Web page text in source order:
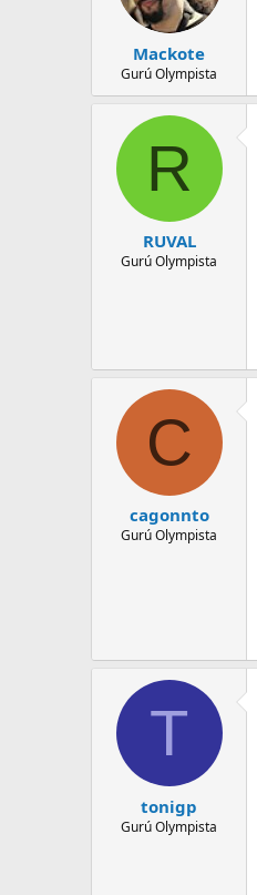
Mackote
Gurú Olympista
R
RUVAL
Gurú Olympista
C
cagonnto
Gurú Olympista
T
tonigp
Gurú Olympista